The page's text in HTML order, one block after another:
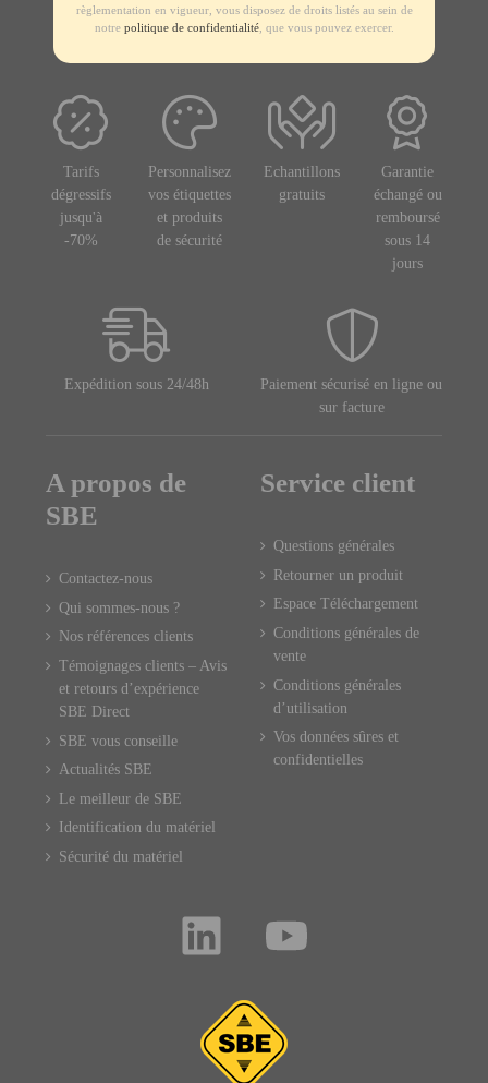
règlementation en vigueur, vous disposez de droits listés au sein de
notre politique de confidentialité, que vous pouvez exercer.
Tarifs
dégressifs
jusqu'à
-70%
Personnalisez
vos étiquettes
et produits
de sécurité
Echantillons
gratuits
Garantie
échangé ou
remboursé
sous 14
jours
Expédition sous 24/48h
Paiement sécurisé en ligne ou
sur facture
A propos de
SBE
Contactez-nous
Qui sommes-nous ?
Nos références clients
Témoignages clients – Avis
et retours d’expérience
SBE Direct
SBE vous conseille
Actualités SBE
Le meilleur de SBE
Identification du matériel
Sécurité du matériel
Service client
Questions générales
Retourner un produit
Espace Téléchargement
Conditions générales de
vente
Conditions générales
d’utilisation
Vos données sûres et
confidentielles